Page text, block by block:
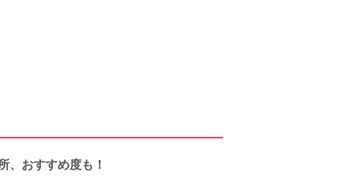
、おすすめ度も！